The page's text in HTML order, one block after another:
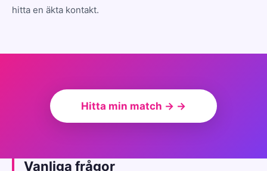
hitta en äkta kontakt.
Hitta min match → →
Vanliga frågor